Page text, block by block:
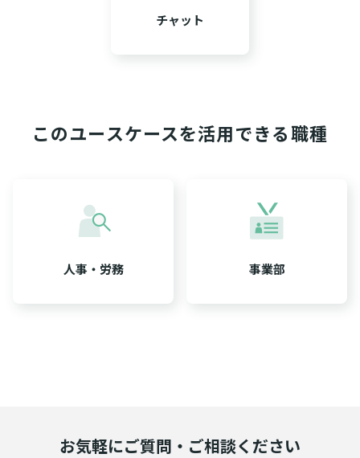
チャット
このユースケースを活用できる職種
人事・労務 事業部
お気軽にご質問・ご相談ください